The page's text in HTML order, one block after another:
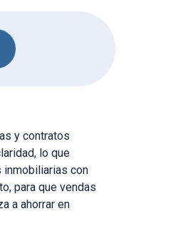
y contratos
lo que
inmobiliarias con
para que vendas
a ahorrar en